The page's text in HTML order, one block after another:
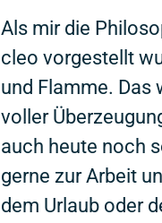
Als mir die
cleo vorgestellt
und Flamme. Das
voller
auch heute noch
gerne zur Arbeit
dem Urlaub oder